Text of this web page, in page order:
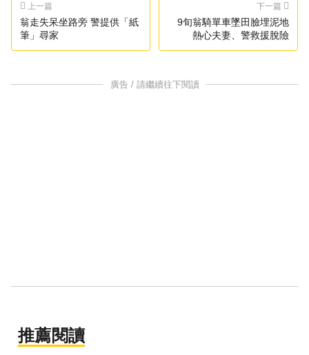
上一篇
翁走失呆坐路旁 警提供「紙
筆」尋家
下一篇
9旬翁騎單車墜田臉埋泥地
熱心夫妻、警救援脫險
廣告 / 請繼續往下閱讀
推薦閱讀